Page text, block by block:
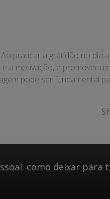
praticar a gratidão no dia
a motivação, e promover
pode ser fundamental
como deixar para